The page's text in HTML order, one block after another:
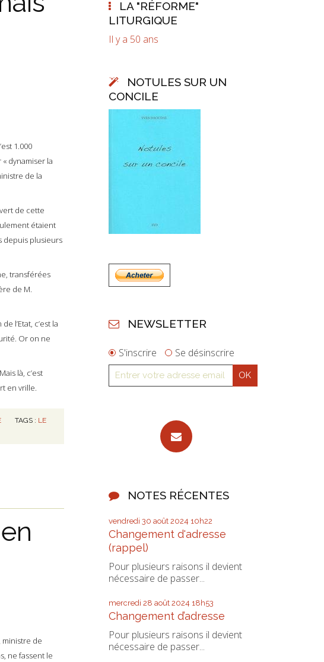
1.000
dynamiser la
de la
de cette
étaient
depuis plusieurs
transférées
de M.
l’Etat, c’est la
Or on ne
là, c’est
en vrille.
TAGS : LE
ministre de
ne fassent le
LA "RÉFORME"
LITURGIQUE
Il y a 50 ans
NOTULES SUR UN
CONCILE
NEWSLETTER
S'inscrire Se désinscrire
NOTES RÉCENTES
vendredi 30 août 2024 10h22
Changement d'adresse
(rappel)
Pour plusieurs raisons il devient
nécessaire de passer...
mercredi 28 août 2024 18h53
Changement d’adresse
Pour plusieurs raisons il devient
nécessaire de passer...